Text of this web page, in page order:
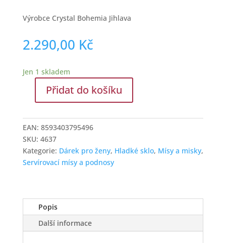
Výrobce Crystal Bohemia Jihlava
2.290,00 Kč
Jen 1 skladem
Luxusní
mísa
na
noze
z
českého
Přidat do košíku
EAN: 8593403795496
SKU: 4637
Kategorie: Dárek pro ženy, Hladké sklo, Mísy a misky,
Servírovací mísy a podnosy
Popis
Další informace